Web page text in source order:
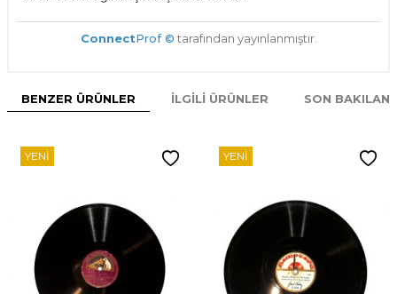
ConnectProf © tarafından yayınlanmıştır.
BENZER ÜRÜNLER İLGILI ÜRÜNLER SON
YENI YENI